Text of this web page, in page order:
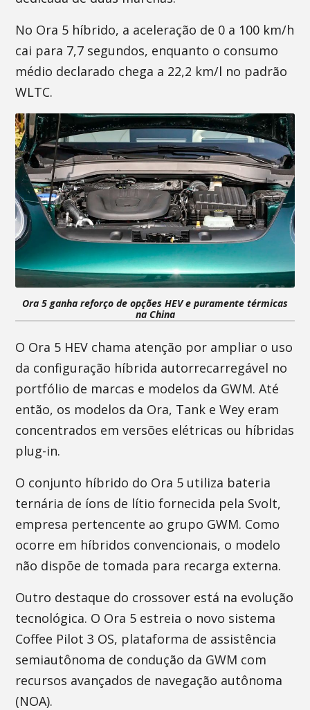
No Ora 5 híbrido, a aceleração de 0 a 100 km/h
cai para 7,7 segundos, enquanto o consumo
médio declarado chega a 22,2 km/l no padrão
WLTC.
Ora 5 ganha reforço de opções HEV e puramente térmicas
na China
O Ora 5 HEV chama atenção por ampliar o uso
da configuração híbrida autorrecarregável no
portfólio de marcas e modelos da GWM. Até
então, os modelos da Ora, Tank e Wey eram
concentrados em versões elétricas ou híbridas
plug-in.
O conjunto híbrido do Ora 5 utiliza bateria
ternária de íons de lítio fornecida pela Svolt,
empresa pertencente ao grupo GWM. Como
ocorre em híbridos convencionais, o modelo
não dispõe de tomada para recarga externa.
Outro destaque do crossover está na evolução
tecnológica. O Ora 5 estreia o novo sistema
Coffee Pilot 3 OS, plataforma de assistência
semiautônoma de condução da GWM com
recursos avançados de navegação autônoma
(NOA).